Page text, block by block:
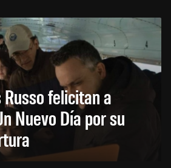
felicitan a
Nuevo Día por su